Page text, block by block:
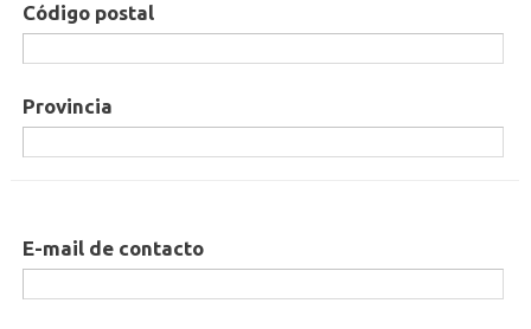
Código postal
Provincia
E-mail de contacto